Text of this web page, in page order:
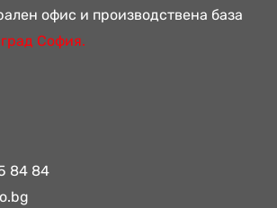
офис и производствена база
град София.
84 84